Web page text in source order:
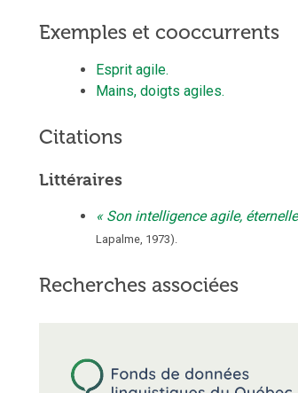
Exemples et cooccurrents
Esprit agile.
Mains, doigts agiles.
Citations
Littéraires
Son intelligence agile,
Lapalme, 1973).
Recherches associées